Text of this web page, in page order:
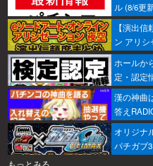
ル (8/6更
【演出
ン アリ
ホールか
定・認定
版】
漢の神曲
答え
オリジナ
パチガブ
もっとみる